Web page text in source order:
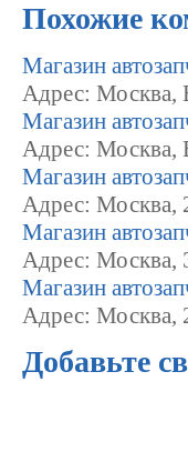
Похожие
Магазин
Адрес: Москва,
Магазин
Адрес: Москва,
Магазин
Адрес: Москва,
Магазин
Адрес: Москва,
Магазин
Адрес: Москва,
Добавьте